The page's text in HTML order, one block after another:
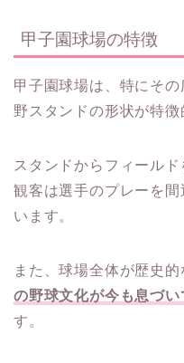
甲子園球場の特徴
甲子園球場は、特にそ
野スタンドの形状が特徴
スタンドからフィールド
観客は選手のプレーを
います。
また、球場全体が歴史的
の野球文化が今も息づ
す。